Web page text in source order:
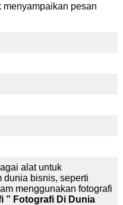
pesan
alat untuk
dunia bisnis, seperti
menggunakan fotografi
” Fotografi Di Dunia